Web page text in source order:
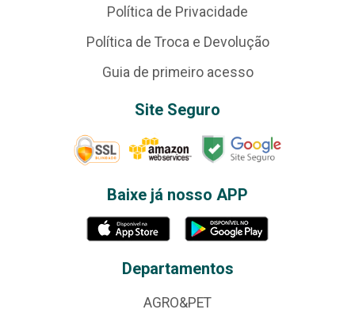
Política de Privacidade
Política de Troca e Devolução
Guia de primeiro acesso
Site Seguro
Baixe já nosso APP
Departamentos
AGRO&PET